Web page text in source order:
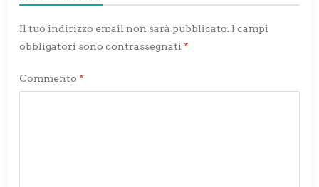
Il tuo indirizzo email non sarà pubblicato. I campi
obbligatori sono contrassegnati *
Commento *